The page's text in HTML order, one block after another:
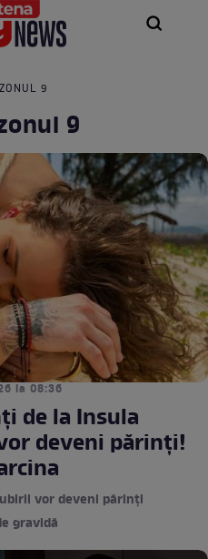
9
9
la 08:36
de la Insula
deveni părinți!
vor deveni părinți
gravidă